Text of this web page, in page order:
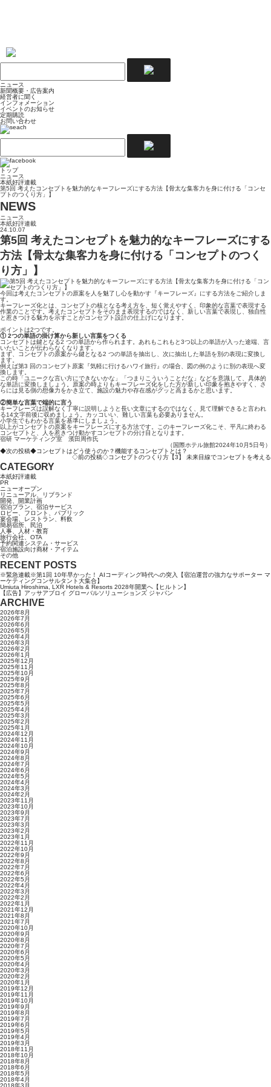
ニュース
新聞概要・広告案内
経営者に聞く
インフォメーション
イベントのお知らせ
定期購読
お問い合わせ
トップ
ニュース
本紙好評連載
第5回 考えたコンセプトを魅力的なキーフレーズにする方法【骨太な集客力を身に付ける「コンセ
プトのつくり方」】
NEWS
ニュース
本紙好評連載
24.10.07
第5回 考えたコンセプトを魅力的なキーフレーズにする
方法【骨太な集客力を身に付ける「コンセプトのつく
り方」】
今回は考えたコンセプトの原案を人を魅了し心を動かす『キーフレーズ』にする方法をご紹介しま
す。
キーフレーズ化とは、コンセプトの核となる考え方を、短く覚えやすく、印象的な言葉で表現する
作業のことです。考えたコンセプトをそのまま表現するのではなく、新しい言葉で表現し、独自性
と惹きつける魅力を示すことがコンセプト設計の仕上げになります。
ポイントは2つです。
① 2つの単語の掛け算から新しい言葉をつくる
コンセプトは鍵となる2 つの単語から作られます。あれもこれもと3つ以上の単語が入った途端、言
いたいことが伝わらなくなります。
まず、コンセプトの原案から鍵となる2 つの単語を抽出し、次に抽出した単語を別の表現に変換し
ます。
例えば第3 回のコンセプト原案『気軽に行けるハワイ旅行』の場合、図の例のように別の表現へ変
換します。
この時「ユニークな言い方にできないかな」「つまりこういうことだな」などを意識して、具体的
な単語に変換しましょう。原案の時よりもキーフレーズ化をした方が新しい印象を抱きやすく、さ
らには見る側の想像力をかき立て、施設の魅力や存在感がグッと高まるかと思います。
②簡単な言葉で端的に言う
キーフレーズは誤解なく丁寧に説明しようと長い文章にするのではなく、見て理解できると言われ
る14文字前後に収めましょう。カッコいい、難しい言葉も必要ありません。
小学生でもわかる言葉を基準にしましょう。
以上がコンセプトの原案をキーフレーズにする方法です。このキーフレーズ化こそ、平凡に終わる
コンセプトと、人を惹きつけ動かすコンセプトの分け目となります。
宿研 マーケティング室 濱田周作氏
（国際ホテル旅館2024年10月5日号）
◆次の投稿◆コンセプトはどう使うのか？機能するコンセプトとは？
◇前の投稿◇コンセプトのつくり方【3】 未来目線でコンセプトを考える
CATEGORY
本紙好評連載
PR
ニューオープン
リニューアル、リブランド
開発、開業計画
宿泊プラン、宿泊サービス
ロビー、フロント、パブリック
宴会場、レストラン、料飲
簡易宿所、民泊
人事、人材・教育
旅行会社、OTA
予約関連システム・サービス
宿泊施設向け商材・アイテム
その他
RECENT POSTS
※緊急連載※第1回 10年早かった！ AIコーディング時代への突入【宿泊運営の強力なサポーター マ
ーケティングコンサルタント大集合】
Umiuta Hiroshima, LXR Hotels & Resorts 2028年開業へ【ヒルトン】
【広告】アッサアブロイ グローバルソリューションズ ジャパン
ARCHIVE
2026年8月
2026年7月
2026年6月
2026年5月
2026年4月
2026年3月
2026年2月
2026年1月
2025年12月
2025年11月
2025年10月
2025年9月
2025年8月
2025年7月
2025年6月
2025年5月
2025年4月
2025年3月
2025年2月
2025年1月
2024年12月
2024年11月
2024年10月
2024年9月
2024年8月
2024年7月
2024年6月
2024年5月
2024年4月
2024年3月
2024年2月
2023年11月
2023年10月
2023年9月
2023年7月
2023年3月
2023年2月
2023年1月
2022年11月
2022年10月
2022年9月
2022年8月
2022年7月
2022年6月
2022年5月
2022年4月
2022年3月
2022年2月
2022年1月
2021年12月
2021年8月
2021年7月
2020年10月
2020年9月
2020年8月
2020年7月
2020年6月
2020年5月
2020年4月
2020年3月
2020年2月
2020年1月
2019年12月
2019年11月
2019年10月
2019年9月
2019年8月
2019年7月
2019年6月
2019年5月
2019年4月
2019年3月
2018年11月
2018年10月
2018年8月
2018年6月
2018年5月
2018年4月
2018年3月